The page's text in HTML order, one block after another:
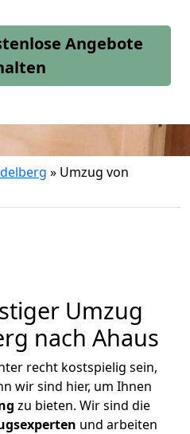
Angebote
» Umzug von
Umzug
nach Ahaus
recht kostspielig sein,
wir sind hier, um Ihnen
zu bieten. Wir sind die
und arbeiten